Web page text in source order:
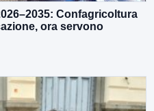
Confagricoltura
ora servono